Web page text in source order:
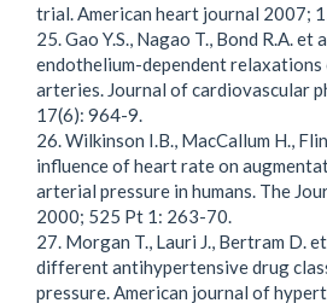
trial. American heart journal 2007;
25. Gao Y.S., Nagao T., Bond R.A.
endothelium-dependent
arteries. Journal of cardiovascular
17(6): 964-9.
26. Wilkinson I.B., MacCallum H.,
influence of heart rate on
arterial pressure in humans. The
2000; 525 Pt 1: 263-70.
27. Morgan T., Lauri J., Bertram D.
different antihypertensive drug
pressure. American journal of